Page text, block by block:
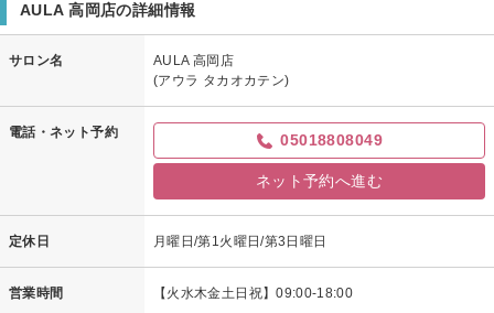
AULA 高岡店の詳細情報
サロン名
AULA 高岡店
(アウラ タカオカテン)
電話・ネット予約 05018808049
ネット予約へ進む
定休日 月曜日/第1火曜日/第3日曜日
営業時間 【火水木金土日祝】09:00-18:00